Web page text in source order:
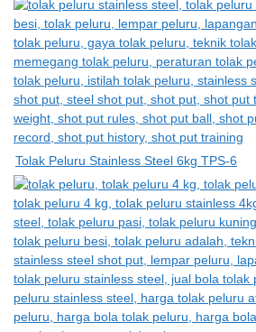
Tolak Peluru Stainless Steel 6kg TPS-6